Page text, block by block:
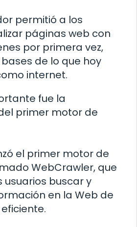
permitió a los
páginas web con
por primera vez,
de lo que hoy
internet.
fue la
primer motor de
el primer motor de
WebCrawler, que
buscar y
en la Web de